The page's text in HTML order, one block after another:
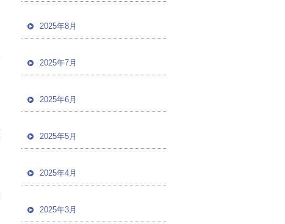
2025年8月
2025年7月
2025年6月
2025年5月
2025年4月
2025年3月